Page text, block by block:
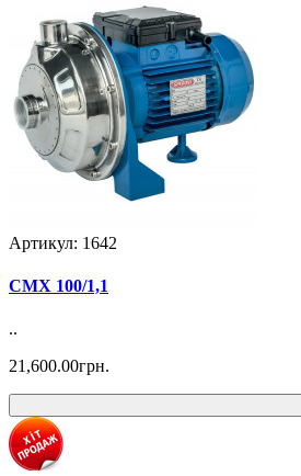
Артикул: 1642
CMX 100/1,1
..
21,600.00грн.